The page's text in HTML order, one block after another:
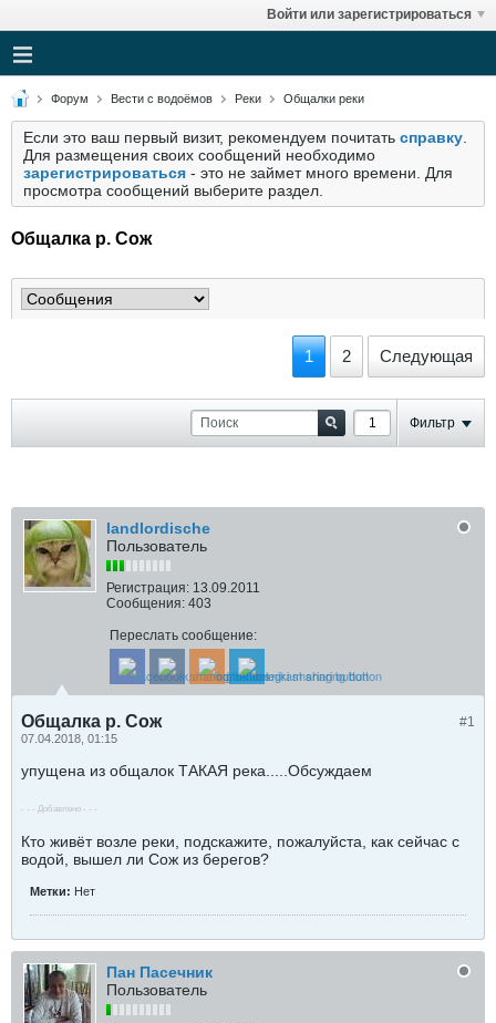
Войти или зарегистрироваться
Форум Вести с водоёмов Реки Общалки реки
Если это ваш первый визит, рекомендуем почитать справку
Для размещения своих сообщений необходимо
зарегистрироваться - это не займет много времени. Для
просмотра сообщений выберите раздел.
Общалка р. Сож
1 2 Следующая
Фильтр
landlordische
Пользователь
Регистрация: 13.09.2011
Сообщения: 403
Переслать сообщение:
#1
Общалка р. Сож
07.04.2018, 01:15
упущена из общалок ТАКАЯ река.....Обсуждаем
- - - Добавлено - - -
Кто живёт возле реки, подскажите, пожалуйста, как сейчас с
водой, вышел ли Сож из берегов?
Метки: Нет
Пан Пасечник
Пользователь